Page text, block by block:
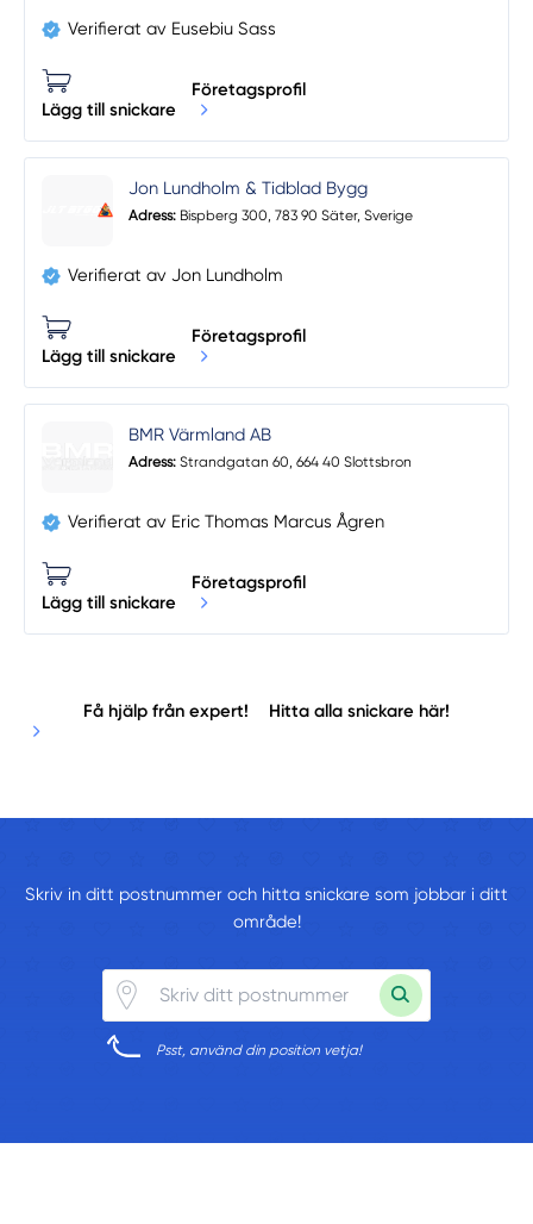
Verifierat av Eusebiu Sass
Lägg till snickare
Företagsprofil
Jon Lundholm & Tidblad Bygg
Adress: Bispberg 300, 783 90 Säter, Sverige
Verifierat av Jon Lundholm
Lägg till snickare
Företagsprofil
BMR Värmland AB
Adress: Strandgatan 60, 664 40 Slottsbron
Verifierat av Eric Thomas Marcus Ågren
Lägg till snickare
Företagsprofil
Få hjälp från expert! Hitta alla snickare här!
Skriv in ditt postnummer och hitta snickare som jobbar i ditt
område!
Psst, använd din position vetja!